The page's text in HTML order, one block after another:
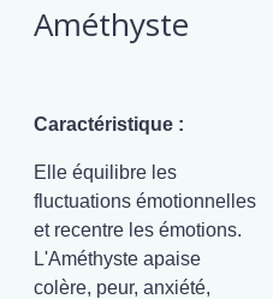
Améthyste
Caractéristique :
Elle équilibre les
fluctuations émotionnelles
et recentre les émotions.
L'Améthyste apaise
colère, peur, anxiété,